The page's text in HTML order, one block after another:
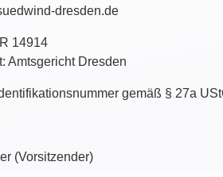
dresden.de
14914
Amtsgericht Dresden
gemäß § 27a
(Vorsitzender)